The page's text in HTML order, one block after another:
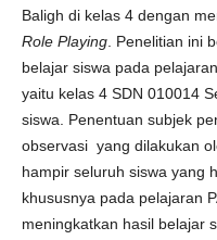
Baligh di kelas 4 dengan
Role Playing. Penelitian ini
belajar siswa pada
yaitu kelas 4 SDN 010014
siswa. Penentuan subjek
observasi yang dilakukan
hampir seluruh siswa yang
khususnya pada pelajaran
meningkatkan hasil belajar